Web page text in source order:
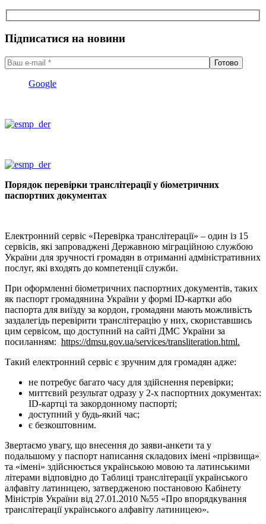
Підписатися на новини
Google
Порядок перевірки транслітерації у біометричних
паспортних документах
Електронний сервіс «Перевірка транслітерації» – один із 15
сервісів, які запроваджені Державною міграційною службою
України для зручності громадян в отриманні адміністративних
послуг, які входять до компетенції служби.
При оформленні біометричних паспортних документів, таких
як паспорт громадянина України у формі ID-картки або
паспорта для виїзду за кордон, громадяни мають можливість
заздалегідь перевірити транслітерацію у них, скориставшись
цим сервісом, що доступний на сайті ДМС України за
посиланням: https://dmsu.gov.ua/services/transliteration.html.
Такий електронний сервіс є зручним для громадян адже:
не потребує багато часу для здійснення перевірки;
миттєвий результат одразу у 2-х паспортних документах:
ID-картці та закордонному паспорті;
доступний у будь-який час;
є безкоштовним.
Звертаємо увагу, що внесення до заяви-анкети та у
подальшому у паспорт написання складових імені «прізвища»
та «імені» здійснюється українською мовою та латинськими
літерами відповідно до Таблиці транслітерації українського
алфавіту латиницею, затвердженою постановою Кабінету
Міністрів України від 27.01.2010 №55 «Про впорядкування
транслітерації українського алфавіту латиницею».